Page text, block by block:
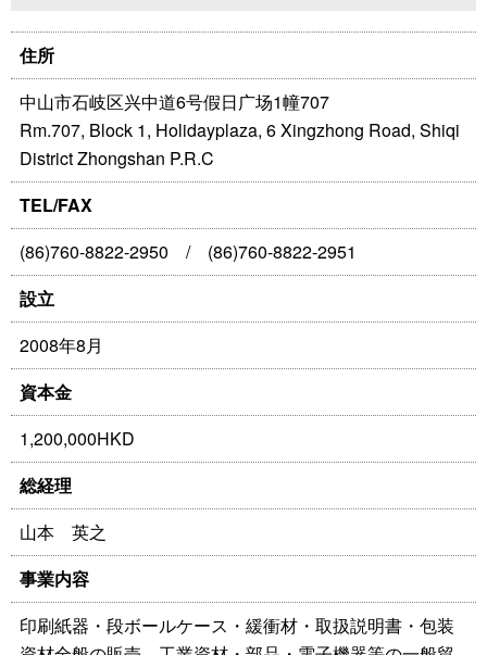
住所
中山市石岐区兴中道6号假日广场1幢707
Rm.707, Block 1, Holidayplaza, 6 Xingzhong Road, Shiqi
District Zhongshan P.R.C
TEL/FAX
(86)760-8822-2950 / (86)760-8822-2951
設立
2008年8月
資本金
1,200,000HKD
総経理
山本 英之
事業内容
印刷紙器・段ボールケース・緩衝材・取扱説明書・包装